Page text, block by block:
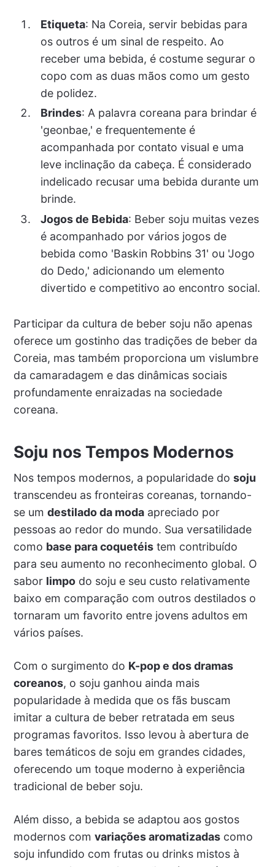
Etiqueta: Na Coreia, servir bebidas para
os outros é um sinal de respeito. Ao
receber uma bebida, é costume segurar o
copo com as duas mãos como um gesto
de polidez.
Brindes: A palavra coreana para brindar é
'geonbae,' e frequentemente é
acompanhada por contato visual e uma
leve inclinação da cabeça. É considerado
indelicado recusar uma bebida durante um
brinde.
Jogos de Bebida: Beber soju muitas vezes
é acompanhado por vários jogos de
bebida como 'Baskin Robbins 31' ou 'Jogo
do Dedo,' adicionando um elemento
divertido e competitivo ao encontro social.
Participar da cultura de beber soju não apenas
oferece um gostinho das tradições de beber da
Coreia, mas também proporciona um vislumbre
da camaradagem e das dinâmicas sociais
profundamente enraizadas na sociedade
coreana.
Soju nos Tempos Modernos
Nos tempos modernos, a popularidade do soju
transcendeu as fronteiras coreanas, tornando-
se um destilado da modaapreciado por
pessoas ao redor do mundo. Sua versatilidade
como base para coquetéistem contribuído
para seu aumento no reconhecimento global. O
sabor limpodo soju e seu custo relativamente
baixo em comparação com outros destilados o
tornaram um favorito entre jovens adultos em
vários países.
Com o surgimento do K-pop e dos dramas
coreanos, o soju ganhou ainda mais
popularidade à medida que os fãs buscam
imitar a cultura de beber retratada em seus
programas favoritos. Isso levou à abertura de
bares temáticos de soju em grandes cidades,
oferecendo um toque moderno à experiência
tradicional de beber soju.
Além disso, a bebida se adaptou aos gostos
modernos com variações aromatizadascomo
soju infundido com frutas ou drinks mistos à